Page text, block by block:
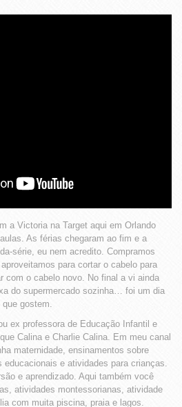
a Victoria na Target aqui em Orlando
As férias chegaram ao fim e a
série, eu nem acredito. Compramos
para cortar o cabelo para
com o cabelo novo. No final a vi ainda
do supermercado sozinha… foi um dia
gostem.
ex professora de Educação Infantil e
Calina e Charlie Calina. Em meu canal
maternidade, ensinamentos sobre
e atividades para crianças.
e aprendizado. Aqui também você
atividades montessorianas, atividade
com muita piscina, praia e lagos.